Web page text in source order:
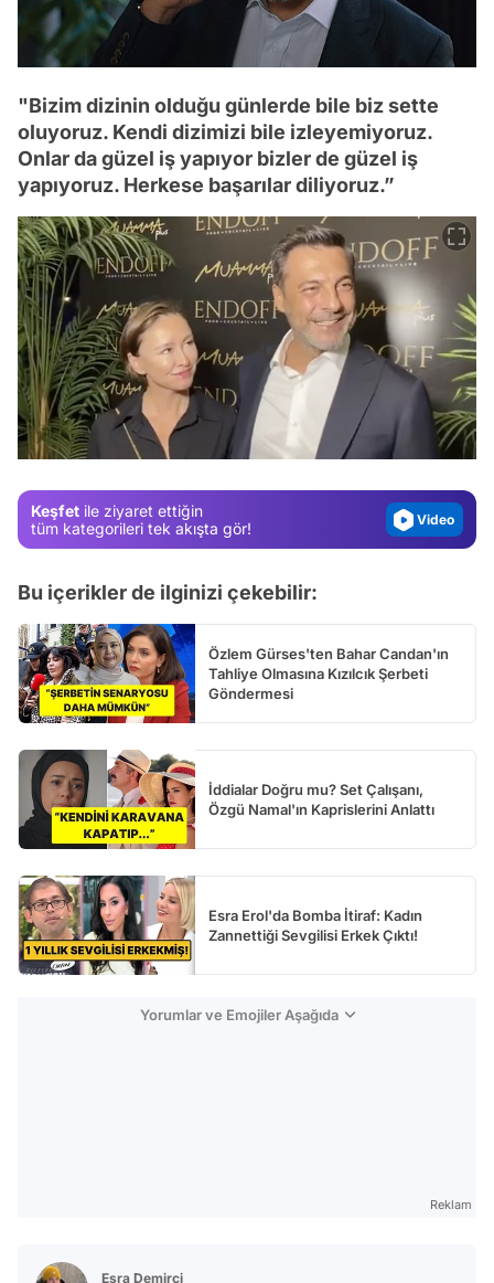
"Bizim dizinin olduğu günlerde bile biz sette
oluyoruz. Kendi dizimizi bile izleyemiyoruz.
Onlar da güzel iş yapıyor bizler de güzel iş
yapıyoruz. Herkese başarılar diliyoruz.”
Keşfet ile ziyaret ettiğin
tüm kategorileri tek akışta gör!
Video
Test
Gündem
Video
Bu içerikler de ilginizi çekebilir:
Özlem Gürses'ten Bahar Candan'ın
Tahliye Olmasına Kızılcık Şerbeti
Göndermesi
İddialar Doğru mu? Set Çalışanı,
Özgü Namal'ın Kaprislerini Anlattı
Esra Erol'da Bomba İtiraf: Kadın
Zannettiği Sevgilisi Erkek Çıktı!
Yorumlar ve Emojiler Aşağıda
Reklam
Esra Demirci